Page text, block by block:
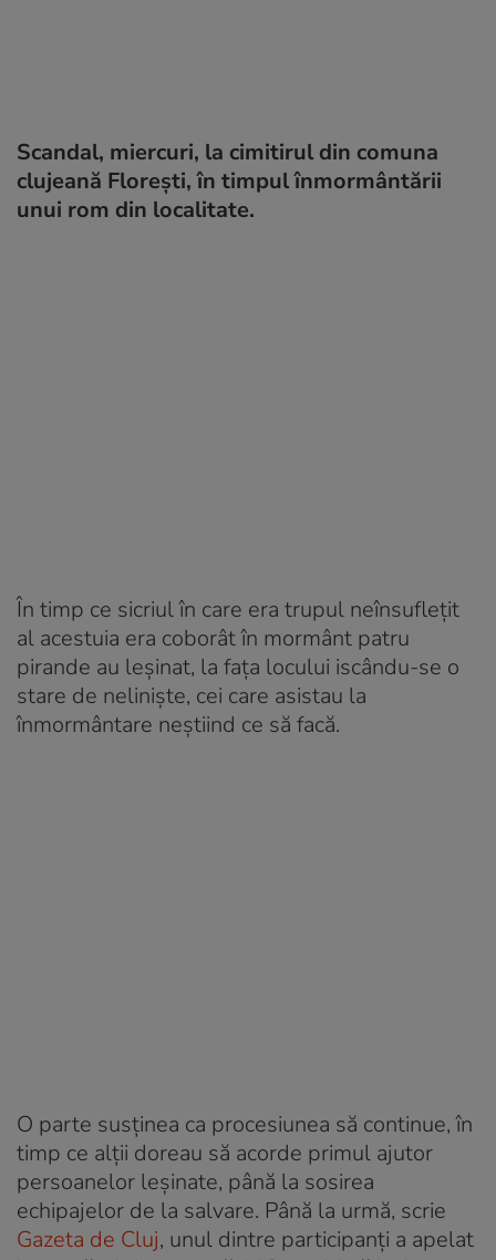
Scandal, miercuri, la cimitirul din comuna
clujeană Floreşti, în timpul înmormântării
unui rom din localitate.
În timp ce sicriul în care era trupul neînsuflețit
al acestuia era coborât în mormânt patru
pirande au leşinat, la fața locului iscându-se o
stare de neliniște, cei care asistau la
înmormântare neștiind ce să facă.
O parte susținea ca procesiunea să continue, în
timp ce alții doreau să acorde primul ajutor
persoanelor leșinate, până la sosirea
echipajelor de la salvare. Până la urmă, scrie
Gazeta de Cluj, unul dintre participanţi a apelat